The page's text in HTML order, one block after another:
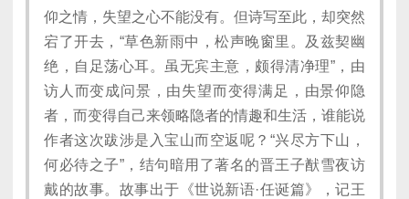
仰之情，失望之心不能没有。但诗写至此，却突然
宕了开去，“草色新雨中，松声晚窗里。及兹契幽
绝，自足荡心耳。虽无宾主意，颇得清净理”，由
访人而变成问景，由失望而变得满足，由景仰隐
者，而变得自己来领略隐者的情趣和生活，谁能说
作者这次跋涉是入宝山而空返呢？“兴尽方下山，
何必待之子”，结句暗用了著名的晋王子猷雪夜访
戴的故事。故事出于《世说新语·任诞篇》，记王